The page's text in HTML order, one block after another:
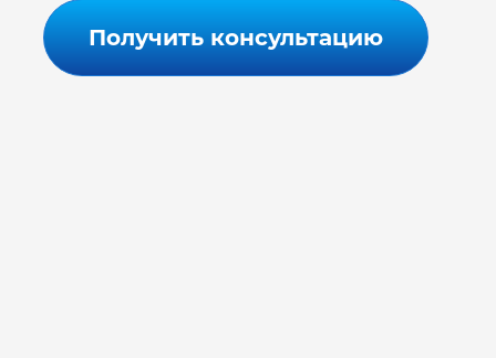
Получить консультацию